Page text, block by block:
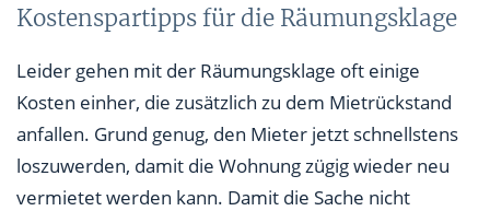
Kostenspartipps für die Räumungsklage
Leider gehen mit der Räumungsklage oft einige
Kosten einher, die zusätzlich zu dem Mietrückstand
anfallen. Grund genug, den Mieter jetzt schnellstens
loszuwerden, damit die Wohnung zügig wieder neu
vermietet werden kann. Damit die Sache nicht